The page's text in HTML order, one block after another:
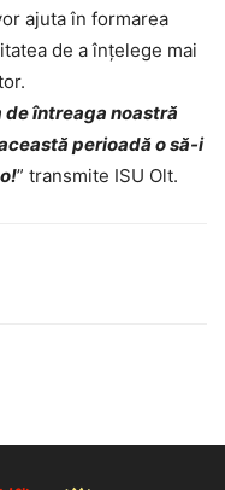
ajuta în formarea
de a înțelege mai
de întreaga noastră
perioadă o să-i
” transmite ISU Olt.